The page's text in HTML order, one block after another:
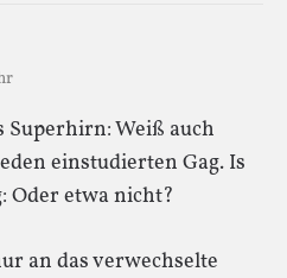
Superhirn: Weiß auch
einstudierten Gag. Is
Oder etwa nicht?
an das verwechselte